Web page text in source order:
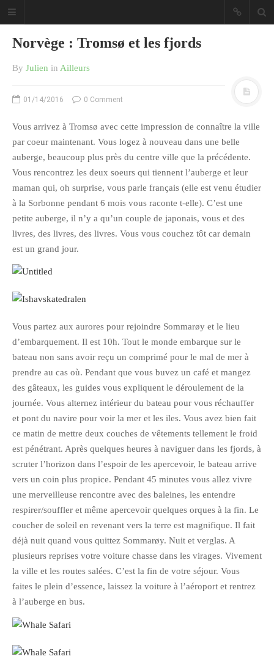
CATÉGORIES
Créa
Culture
Ma Vie.com
Miaaam!
Pendant Ce Temps À Véra Cruz
Trouvailles
Vendredi Cinéma
BLOGROLL
David
Delphine
ARCHIVES
avril 2016
février 2016
octobre 2014
janvier 2013
Norvège : Tromsø et les fjords
By Julien in Ailleurs
01/14/2016 0 Comment
Vous arrivez à Tromsø avec cette impression de connaître la ville
par coeur maintenant. Vous logez à nouveau dans une belle
auberge, beaucoup plus près du centre ville que la précédente.
Vous rencontrez les deux soeurs qui tiennent l’auberge et leur
maman qui, oh surprise, vous parle français (elle est venu étudier
à la Sorbonne pendant 6 mois vous raconte t-elle). C’est une
petite auberge, il n’y a qu’un couple de japonais, vous et des
livres, des livres, des livres. Vous vous couchez tôt car demain
est un grand jour.
Vous partez aux aurores pour rejoindre Sommarøy et le lieu
d’embarquement. Il est 10h. Tout le monde embarque sur le
bateau non sans avoir reçu un comprimé pour le mal de mer à
prendre au cas où. Pendant que vous buvez un café et mangez
des gâteaux, les guides vous expliquent le déroulement de la
journée. Vous alternez intérieur du bateau pour vous réchauffer
et pont du navire pour voir la mer et les iles. Vous avez bien fait
ce matin de mettre deux couches de vêtements tellement le froid
est pénétrant. Après quelques heures à naviguer dans les fjords, à
scruter l’horizon dans l’espoir de les apercevoir, le bateau arrive
vers un coin plus propice. Pendant 45 minutes vous allez vivre
une merveilleuse rencontre avec des baleines, les entendre
respirer/souffler et même apercevoir quelques orques à la fin. Le
coucher de soleil en revenant vers la terre est magnifique. Il fait
déjà nuit quand vous quittez Sommarøy. Nuit et verglas. A
plusieurs reprises votre voiture chasse dans les virages. Vivement
la ville et les routes salées. C’est la fin de votre séjour. Vous
faites le plein d’essence, laissez la voiture à l’aéroport et rentrez
à l’auberge en bus.